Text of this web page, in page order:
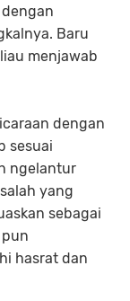
Baru
menjawab
dengan
sesuai
ngelantur
yang
sebagai
hasrat dan